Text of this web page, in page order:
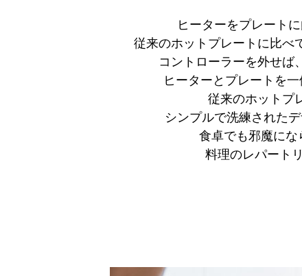
ヒーターをプレート
従来のホットプレートに比べ
コントローラーを外せば
ヒーターとプレートを
従来のホットプ
シンプルで洗練された
食卓でも邪魔にな
料理のレパート